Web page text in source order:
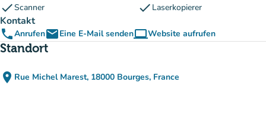
checkScanner check Laserkopierer
Kontakt
phoneAnrufenemailEine E-Mail sendencomputerWebsite aufrufen
(new tab)
Standort
place Rue Michel Marest, 18000 Bourges, France
(in Google Maps öffnen)
(new tab)